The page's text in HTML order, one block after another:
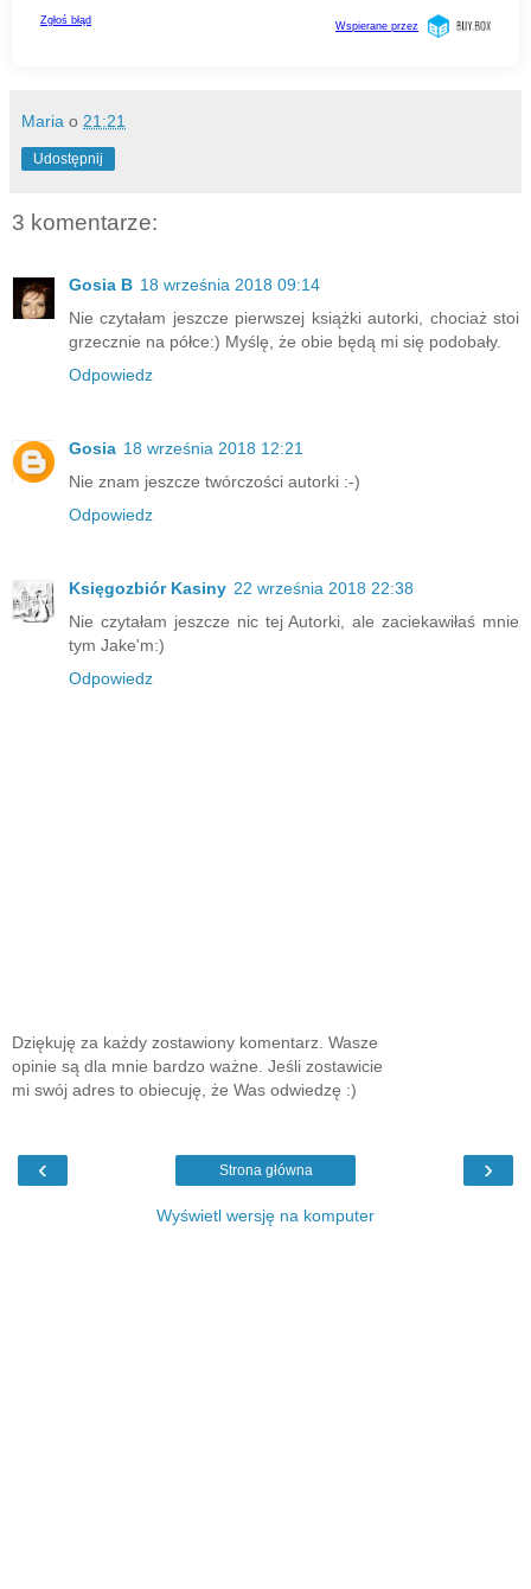
Maria o 21:21
Udostępnij
3 komentarze:
Gosia B 18 września 2018 09:14
Nie czytałam jeszcze pierwszej książki autorki, chociaż stoi
grzecznie na półce:) Myślę, że obie będą mi się podobały.
Odpowiedz
Gosia 18 września 2018 12:21
Nie znam jeszcze twórczości autorki :-)
Odpowiedz
Księgozbiór Kasiny 22 września 2018 22:38
Nie czytałam jeszcze nic tej Autorki, ale zaciekawiłaś mnie
tym Jake'm:)
Odpowiedz
Dziękuję za każdy zostawiony komentarz. Wasze
opinie są dla mnie bardzo ważne. Jeśli zostawicie
mi swój adres to obiecuję, że Was odwiedzę :)
‹ ›
Strona główna
Wyświetl wersję na komputer